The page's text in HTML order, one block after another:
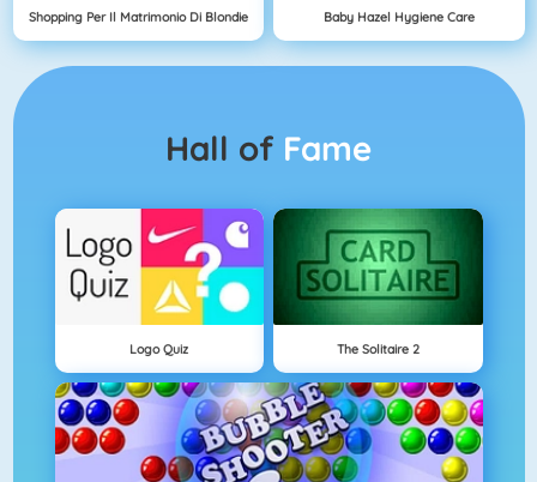
Shopping Per Il Matrimonio Di Blondie Baby Hazel Hygiene Care
Hall of Fame
Logo Quiz The Solitaire 2